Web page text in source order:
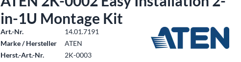
in-1U Montage Kit
Art.-Nr.
14.01.7191
Marke / Hersteller
ATEN
Herst.-Art.-Nr.
2K-0003